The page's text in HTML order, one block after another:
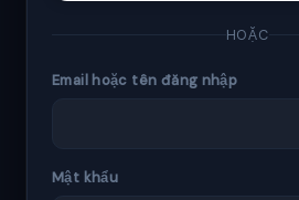
HOẶC
Email hoặc tên đăng nhập
Mật khẩu